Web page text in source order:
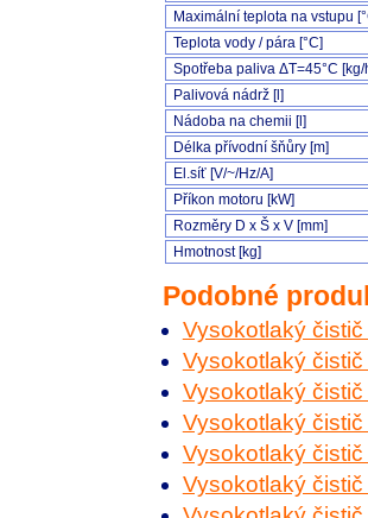
Maximální teplota na vstupu
Teplota vody / pára [°C]
Spotřeba paliva ΔT=45°C [kg/
Palivová nádrž [l]
Nádoba na chemii [l]
Délka přívodní šňůry [m]
El.síť [V/~/Hz/A]
Příkon motoru [kW]
Rozměry D x Š x V [mm]
Hmotnost [kg]
Podobné
Vysokotlaký
Vysokotlaký
Vysokotlaký
Vysokotlaký
Vysokotlaký
Vysokotlaký